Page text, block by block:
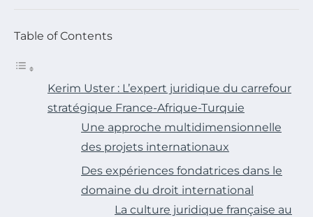
Table of Contents
Kerim Uster : L’expert juridique du carrefour
stratégique France-Afrique-Turquie
Une approche multidimensionnelle
des projets internationaux
Des expériences fondatrices dans le
domaine du droit international
La culture juridique française au